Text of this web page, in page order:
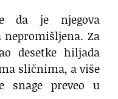
da je njegova
Za
desetke hiljada
sličnima, a više
snage preveo u